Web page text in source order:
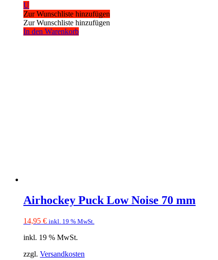
U
Zur Wunschliste hinzufügen
Zur Wunschliste hinzufügen
In den Warenkorb
Airhockey Puck Low Noise 70 mm
14,95 € inkl. 19 % MwSt.
inkl. 19 % MwSt.
zzgl. Versandkosten